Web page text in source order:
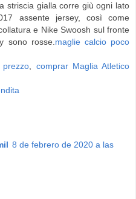
striscia gialla corre giù ogni lato
assente jersey, così come
e Nike Swoosh sul fronte
sono rosse. maglie calcio poco
comprar Maglia Atletico
8 de febrero de 2020 a las